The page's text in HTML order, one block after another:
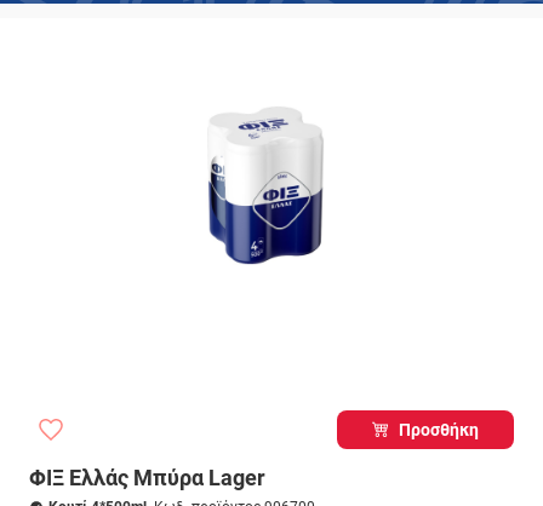
Προσθήκη
ΦΙΞ Ελλάς Μπύρα Lager